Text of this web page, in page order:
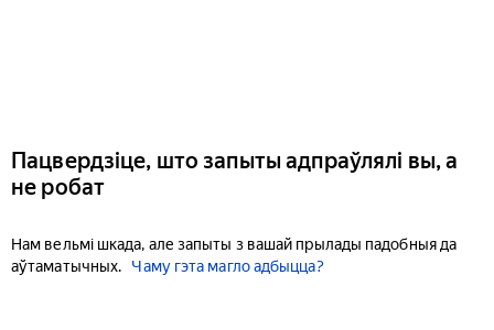
Пацвердзіце, што запыты адпраўлялі вы, а
не робат
Нам вельмі шкада, але запыты з вашай прылады падобныя да
аўтаматычных.
Чаму гэта магло адбыцца?